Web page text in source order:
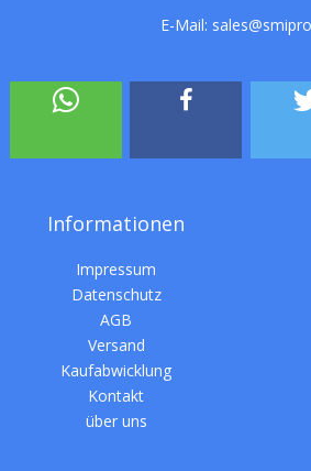
E-Mail:
Informationen
Impressum
Datenschutz
AGB
Versand
Kaufabwicklung
Kontakt
über uns